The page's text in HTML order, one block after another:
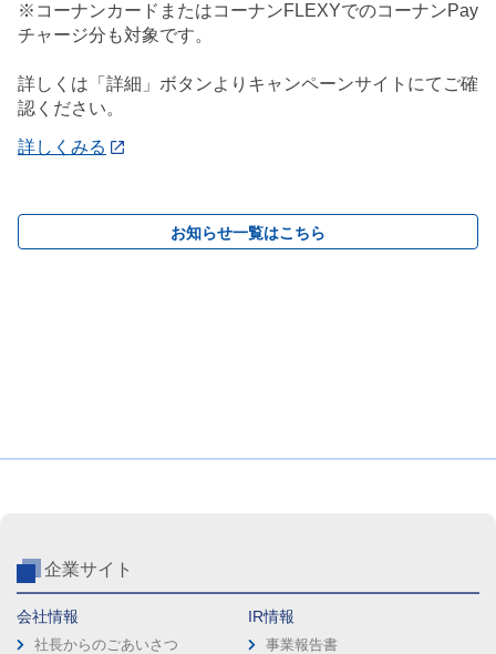
※コーナンカードまたはコーナンFLEXYでのコーナンPay
チャージ分も対象です。
詳しくは「詳細」ボタンよりキャンペーンサイトにてご確
認ください。
詳しくみる
お知らせ一覧はこちら
企業サイト
会社情報
社長からのごあいさつ
IR情報
事業報告書